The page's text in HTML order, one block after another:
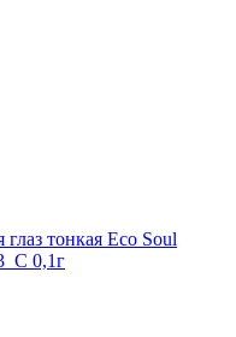
тонкая Eco Soul
0,1г